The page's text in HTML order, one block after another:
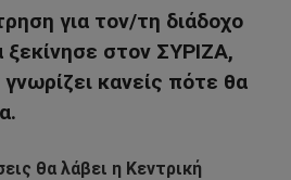
για τον/τη διάδοχο
στον ΣΥΡΙΖΑ,
κανείς πότε θα
θα λάβει η Κεντρική